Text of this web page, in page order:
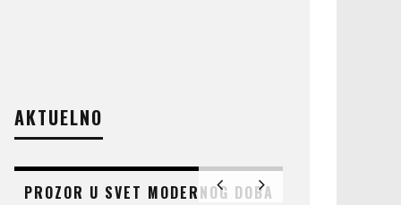
AKTUELNO
PROZOR U SVET MODERNOG DOBA